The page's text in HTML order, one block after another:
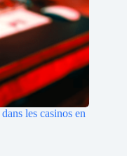
les casinos en